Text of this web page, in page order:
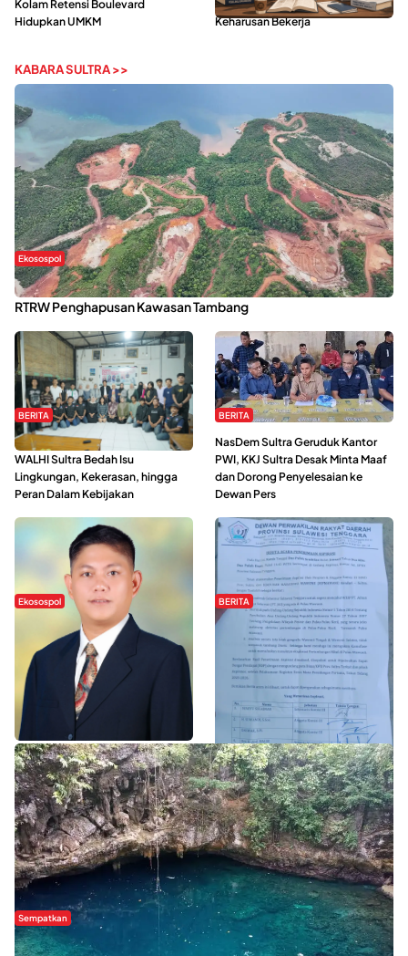
Kolam Retensi Boulevard
Hidupkan UMKM
Tengah Gempuran Tugas dan
Keharusan Bekerja
KABARA SULTRA >>
Ekosospol
Kabaena Menanti Kepastian Pemulihan Lingkungan Usai Revisi
RTRW Penghapusan Kawasan Tambang
BERITA
Refleksi Gerakan Perempuan,
WALHI Sultra Bedah Isu
Lingkungan, Kekerasan, hingga
Peran Dalam Kebijakan
BERITA
NasDem Sultra Geruduk Kantor
PWI, KKJ Sultra Desak Minta Maaf
dan Dorong Penyelesaian ke
Dewan Pers
Ekosospol
Slogan Pemberdayaan Lokal
Dinilai Hanya Pemanis, Tokoh
Pemuda Wilalang Kritik Dominasi
Orang Luar
BERITA
Hipmawani Bersama DPRD Sultra
Sepakati RDP Perihal IUP
Pertambangan di Pulau Wawonii
WISATA SULTRA >>
Sempatkan
Danau Rebi-Rebi, Pesona Alam Tersembunyi di Morowali